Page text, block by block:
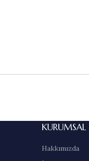
KURUMSAL
Hakkımızda